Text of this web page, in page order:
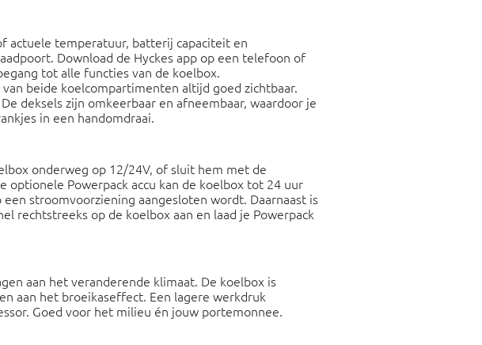
actuele temperatuur, batterij capaciteit en
Download de Hyckes app op een telefoon of
tot alle functies van de koelbox.
beide koelcompartimenten altijd goed zichtbaar.
deksels zijn omkeerbaar en afneembaar, waardoor je
in een handomdraai.
onderweg op 12/24V, of sluit hem met de
optionele Powerpack accu kan de koelbox tot 24 uur
stroomvoorziening aangesloten wordt. Daarnaast is
rechtstreeks op de koelbox aan en laad je Powerpack
aan het veranderende klimaat. De koelbox is
aan het broeikaseffect. Een lagere werkdruk
Goed voor het milieu én jouw portemonnee.